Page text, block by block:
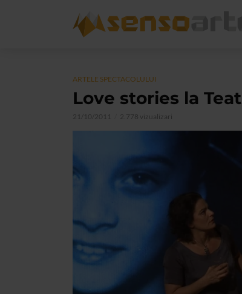
ARTELE SPECTACOLULUI
Love stories la
21/10/2011 2.778 vizualizari